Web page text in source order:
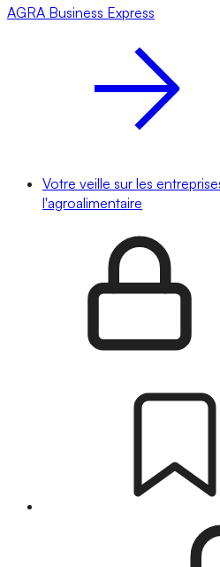
AGRA Business Express
Votre veille sur les
l'agroalimentaire